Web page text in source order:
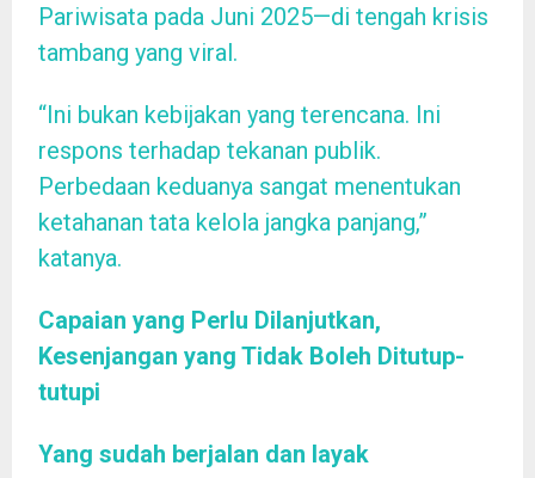
Pariwisata pada Juni 2025—di tengah krisis
tambang yang viral.
“Ini bukan kebijakan yang terencana. Ini
respons terhadap tekanan publik.
Perbedaan keduanya sangat menentukan
ketahanan tata kelola jangka panjang,”
katanya.
Capaian yang Perlu Dilanjutkan,
Kesenjangan yang Tidak Boleh Ditutup-
tutupi
Yang sudah berjalan dan layak